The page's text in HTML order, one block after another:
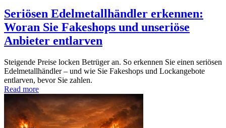
Seriösen Edelmetallhändler erkennen:
Woran Sie Fakeshops und unseriöse
Anbieter entlarven
Steigende Preise locken Betrüger an. So erkennen Sie einen seriösen
Edelmetallhändler – und wie Sie Fakeshops und Lockangebote
entlarven, bevor Sie zahlen.
Read more